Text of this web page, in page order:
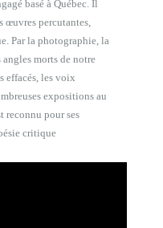
basé à Québec. Il
œuvres percutantes,
Par la photographie, la
morts de notre
effacés, les voix
expositions au
reconnu pour ses
critique